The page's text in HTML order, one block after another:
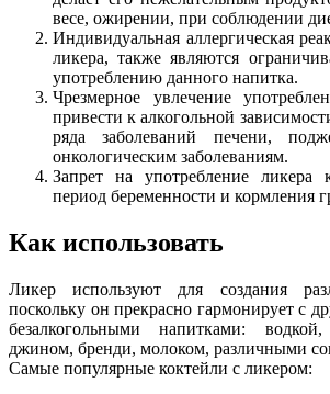
весе, ожирении, при соблюдении
Индивидуальная аллергическая
ликера, также являются
употреблению данного напитка.
Чрезмерное увлечение
привести к алкогольной
ряда заболеваний печени,
онкологическим заболеваниям.
Запрет на употребление ликера
период беременности и кормления
Как использовать
Ликер используют для создания
поскольку он прекрасно гармонирует с
безалкогольными напитками:
джином, бренди, молоком, различными
Самые популярные коктейли с ликером: